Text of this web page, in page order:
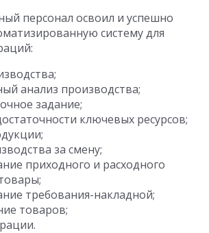
персонал освоил и успешно
систему для
анализ производства;
задание;
ключевых ресурсов;
за смену;
приходного и расходного
требования-накладной;
товаров;